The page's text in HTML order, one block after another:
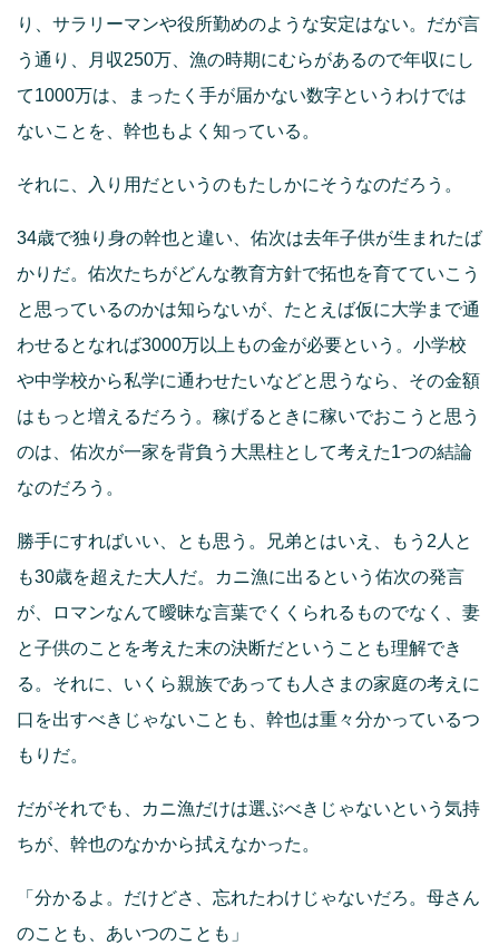
り、サラリーマンや役所勤めのような安定はない。だが言
う通り、月収250万、漁の時期にむらがあるので年収にし
て1000万は、まったく手が届かない数字というわけでは
ないことを、幹也もよく知っている。
それに、入り用だというのもたしかにそうなのだろう。
34歳で独り身の幹也と違い、佑次は去年子供が生まれたば
かりだ。佑次たちがどんな教育方針で拓也を育てていこう
と思っているのかは知らないが、たとえば仮に大学まで通
わせるとなれば3000万以上もの金が必要という。小学校
や中学校から私学に通わせたいなどと思うなら、その金額
はもっと増えるだろう。稼げるときに稼いでおこうと思う
のは、佑次が一家を背負う大黒柱として考えた1つの結論
なのだろう。
勝手にすればいい、とも思う。兄弟とはいえ、もう2人と
も30歳を超えた大人だ。カニ漁に出るという佑次の発言
が、ロマンなんて曖昧な言葉でくくられるものでなく、妻
と子供のことを考えた末の決断だということも理解でき
る。それに、いくら親族であっても人さまの家庭の考えに
口を出すべきじゃないことも、幹也は重々分かっているつ
もりだ。
だがそれでも、カニ漁だけは選ぶべきじゃないという気持
ちが、幹也のなかから拭えなかった。
「分かるよ。だけどさ、忘れたわけじゃないだろ。母さん
のことも、あいつのことも」